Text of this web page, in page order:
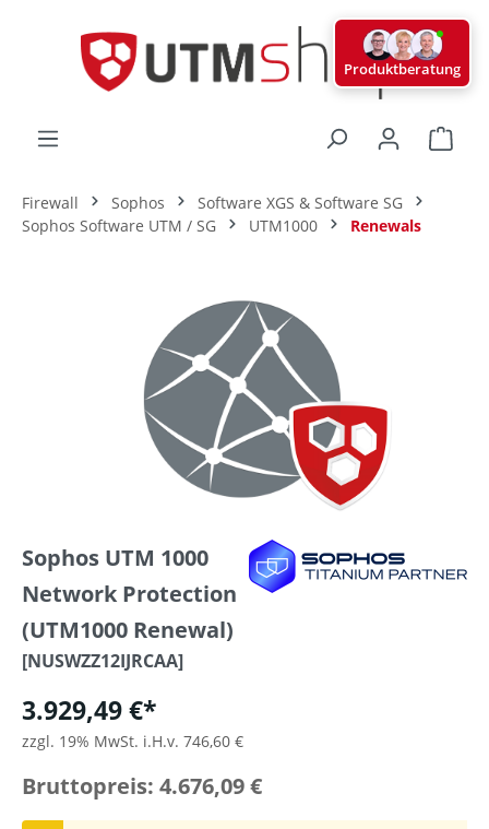
Firewall Sophos
Software XGS & Software SG
Sophos Software UTM / SG
UTM1000 Renewals
Sophos UTM 1000
Network Protection
(UTM1000 Renewal)
[NUSWZZ12IJRCAA]
3.929,49 €*
zzgl. 19% MwSt. i.H.v. 746,60 €
Bruttopreis: 4.676,09 €
Produktberatung